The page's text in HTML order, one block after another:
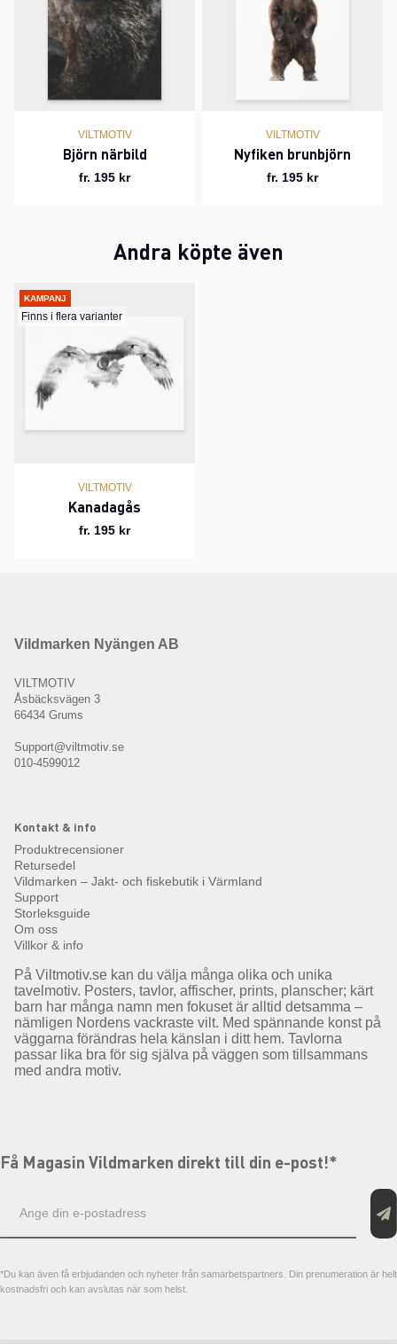
VILTMOTIV
Björn närbild
fr. 195 kr
VILTMOTIV
Nyfiken brunbjörn
fr. 195 kr
Andra köpte även
KAMPANJ
Finns i flera varianter
VILTMOTIV
Kanadagås
fr. 195 kr
Vildmarken Nyängen AB
VILTMOTIV
Åsbäcksvägen 3
66434 Grums
Support@viltmotiv.se
010-4599012
Kontakt & info
Produktrecensioner
Retursedel
Vildmarken – Jakt- och fiskebutik i Värmland
Support
Storleksguide
Om oss
Villkor & info
På Viltmotiv.se kan du välja många olika och unika
tavelmotiv. Posters, tavlor, affischer, prints, planscher; kärt
barn har många namn men fokuset är alltid detsamma –
nämligen Nordens vackraste vilt. Med spännande konst på
väggarna förändras hela känslan i ditt hem. Tavlorna
passar lika bra för sig själva på väggen som tillsammans
med andra motiv.
Få Magasin Vildmarken direkt till din e-post!*
postadress
*Du kan även få erbjudanden och nyheter från samarbetspartners. Din prenumeration är helt
kostnadsfri och kan avslutas när som helst.